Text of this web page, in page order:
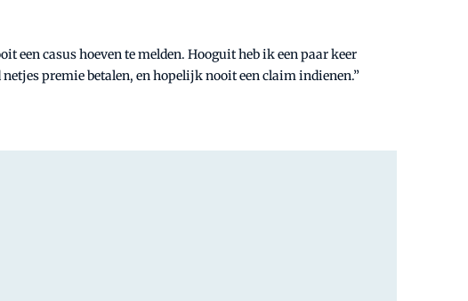
casus hoeven te melden. Hooguit heb ik een paar keer
premie betalen, en hopelijk nooit een claim indienen.”